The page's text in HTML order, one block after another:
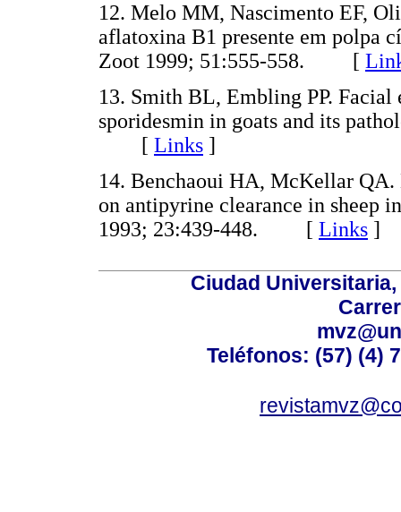
12. Melo MM, Nascimento EF,
aflatoxina B1 presente em polpa
Zoot 1999; 51:555-558. [
13. Smith BL, Embling PP.
sporidesmin in goats and its
[ Links ]
14. Benchaoui HA, McKellar
on antipyrine clearance in sheep
1993; 23:439-448. [ Links ]
Ciudad
Teléfonos: (57) (4)